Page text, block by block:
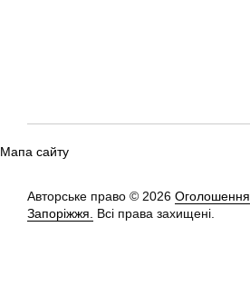
Мапа сайту
Авторське право © 2026 Оголошення
Запоріжжя.
Всі права захищені.